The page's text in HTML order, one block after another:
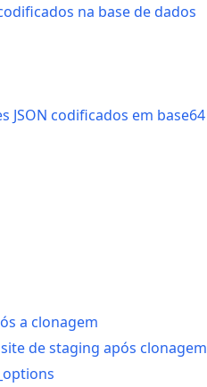
na base de dados
JSON codificados em base64
a clonagem
de staging após clonagem